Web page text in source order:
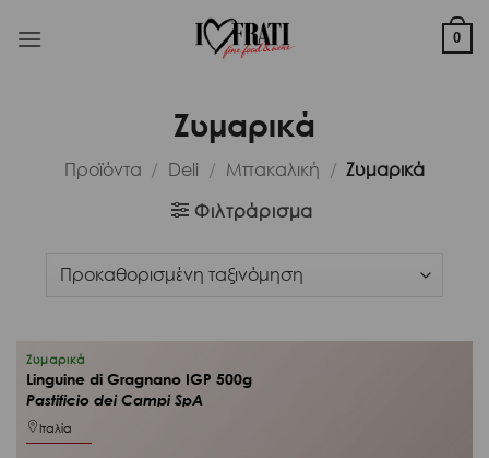
στο
0
Ζυμαρικά
Προϊόντα / Deli / Μπακαλική / Ζυμαρικά
Φιλτράρισμα
Ζυμαρικά
Linguine di Gragnano IGP 500g
Pastificio dei Campi SpA
Ιταλία